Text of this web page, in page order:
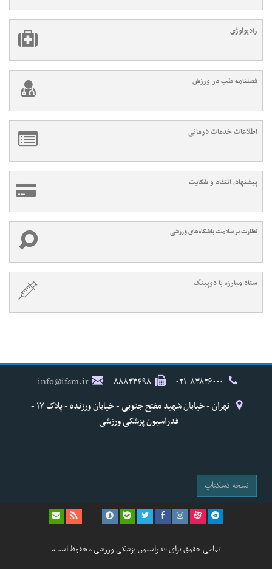
رادیولوژی
فصلنامه طب در ورزش
اطلاعات خدمات درمانی
پیشنهاد، انتقاد و شکایت
نظارت بر سلامت باشگاه‌های ورزشی
ستاد مبارزه با دوپینگ
۸۸۸۳۳۴۹۸
info@ifsm.ir
تهران - خیابان شهید مفتح جنوبی - خیابان ورزنده - پلاک ۱۷ -
فدراسیون پزشکی ورزشی
نسخه دسکتاپ
تمامی حقوق برای فدراسیون پزشکی ورزشی محفوظ است.